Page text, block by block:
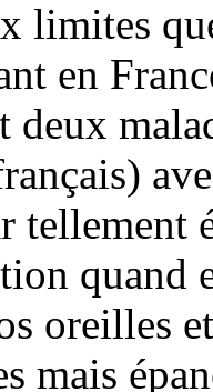
limites
en
deux
tellement
quand
oreilles
mais